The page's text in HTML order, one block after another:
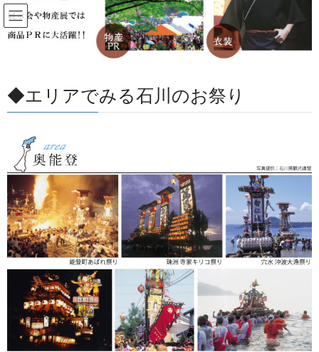
コ
ン
テ
移
動
ナ
ビ
ゲ
ン
に
すべての記事
すべての記事 お祭用品・品目
祭り前掛け・けんたい・胸当て
2023/08/28 / 最終更新日 :
祭り前掛け・けんたい・胸当て
祭前掛 特別誂え 「獅子」
◆エリアでみる石川のお祭り